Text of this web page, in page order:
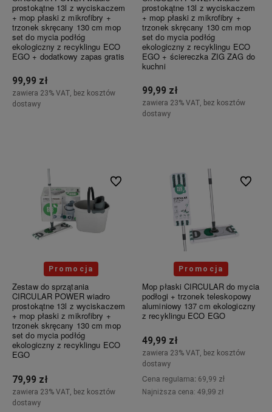
prostokątne 13l z wyciskaczem
+ mop płaski z mikrofibry +
trzonek skręcany 130 cm mop
set do mycia podłóg
ekologiczny z recyklingu ECO
EGO + dodatkowy zapas gratis
99,99 zł
zawiera 23% VAT, bez kosztów
dostawy
prostokątne 13l z wyciskaczem
+ mop płaski z mikrofibry +
trzonek skręcany 130 cm mop
set do mycia podłóg
ekologiczny z recyklingu ECO
EGO + ściereczka ZIG ZAG do
kuchni
99,99 zł
zawiera 23% VAT, bez kosztów
dostawy
Promocja
Zestaw do sprzątania
CIRCULAR POWER wiadro
prostokątne 13l z wyciskaczem
+ mop płaski z mikrofibry +
trzonek skręcany 130 cm mop
set do mycia podłóg
ekologiczny z recyklingu ECO
EGO
79,99 zł
zawiera 23% VAT, bez kosztów
dostawy
Do ulubionych
Promocja
Mop płaski CIRCULAR do mycia
podłogi + trzonek teleskopowy
aluminiowy 137 cm ekologiczny
z recyklingu ECO EGO
49,99 zł
zawiera 23% VAT, bez kosztów
dostawy
Cena regularna: 69,99 zł
Najniższa cena: 49,99 zł
Do